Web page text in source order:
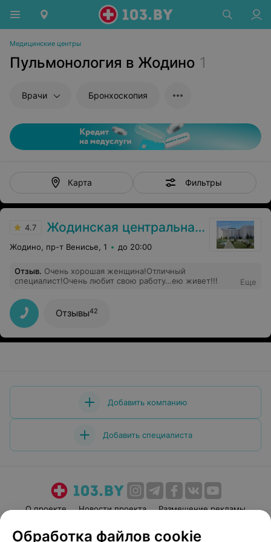
Медицинские центры
Пульмонология в Жодино 1
Врачи Бронхоскопия
Карта Фильтры
4.7 Жодинская центральная городская больница
Жодино, пр-т Венисье, 1 до 20:00
Отзыв. Очень хорошая женщина!Отличный
специалист!Очень любит свою работу…ею живет!!!
Еще
Отзывы42
Добавить компанию
Добавить специалиста
О проекте Новости проекта
Размещение рекламы
Обработка файлов cookie